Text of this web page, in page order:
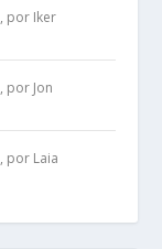
, por Iker
, por Jon
, por Laia